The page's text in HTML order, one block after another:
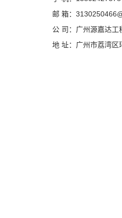
邮 箱：
公 司：广州源嘉达工
地 址：广州市荔湾区